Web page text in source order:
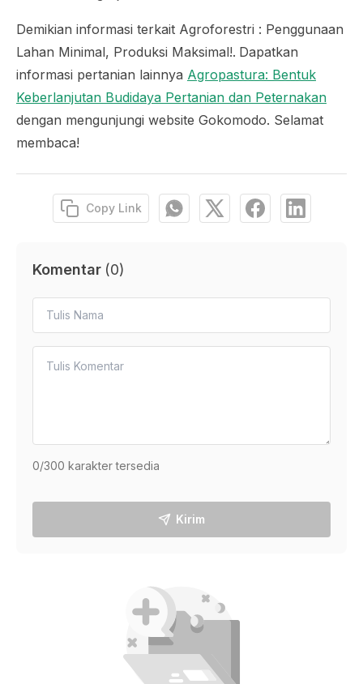
Demikian informasi terkait Agroforestri : Penggunaan
Lahan Minimal, Produksi Maksimal!. Dapatkan
informasi pertanian lainnya Agropastura: Bentuk
Keberlanjutan Budidaya Pertanian dan Peternakan
dengan mengunjungi website Gokomodo. Selamat
membaca!
Copy Link
Komentar (0)
0/300 karakter tersedia
Kirim